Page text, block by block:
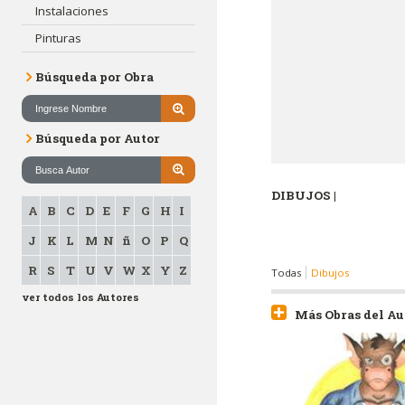
Instalaciones
Pinturas
Búsqueda por Obra
Búsqueda por Autor
A B C D E F G H
I
J
K L M N ñ O P
Q
R
S T U V W X Y Z
ver todos los Autores
DIBUJOS |
Todas Dibujos
Más Obras del